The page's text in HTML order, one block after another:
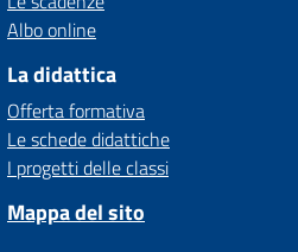
Albo online
La didattica
Offerta formativa
Le schede didattiche
I progetti delle classi
Mappa del sito